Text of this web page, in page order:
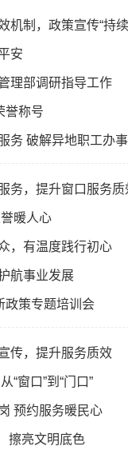
机制，政策宣传“持
安
理部调研指导工作
誉称号
务 破解异地职工办
务，提升窗口服务质
暖人心
，有温度践行初心
航事业发展
政策专题培训会
传，提升服务质效
“窗口”到“门口”
预约服务暖民心
擦亮文明底色